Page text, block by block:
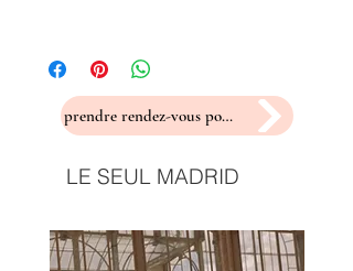
prendre rendez-vous pour un essayage
LE SEUL MADRID